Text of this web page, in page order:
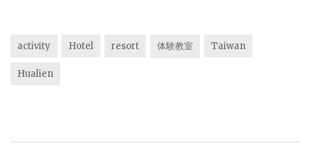
activity Hotel resort 体験教室 Taiwan
Hualien